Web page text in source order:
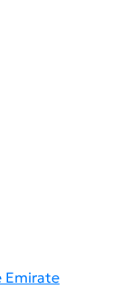
Emirate